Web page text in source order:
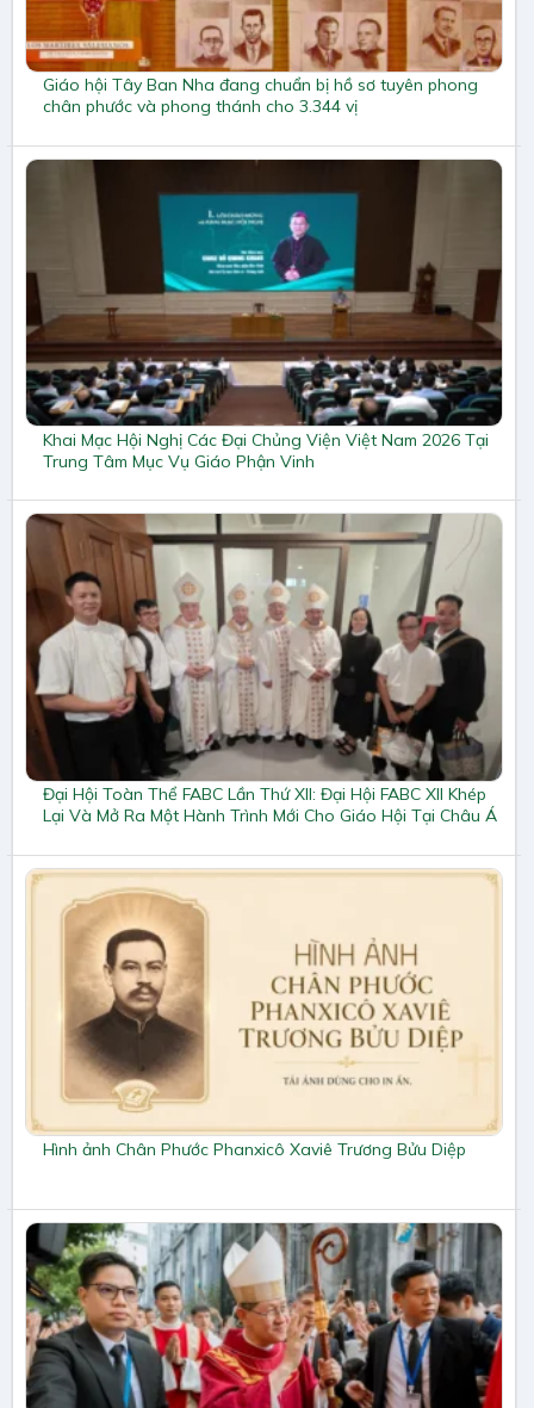
Giáo hội Tây Ban Nha đang chuẩn bị hồ sơ tuyên phong
chân phước và phong thánh cho 3.344 vị
Khai Mạc Hội Nghị Các Đại Chủng Viện Việt Nam 2026 Tại
Trung Tâm Mục Vụ Giáo Phận Vinh
Đại Hội Toàn Thể FABC Lần Thứ XII: Đại Hội FABC XII Khép
Lại Và Mở Ra Một Hành Trình Mới Cho Giáo Hội Tại Châu Á
Hình ảnh Chân Phước Phanxicô Xaviê Trương Bửu Diệp